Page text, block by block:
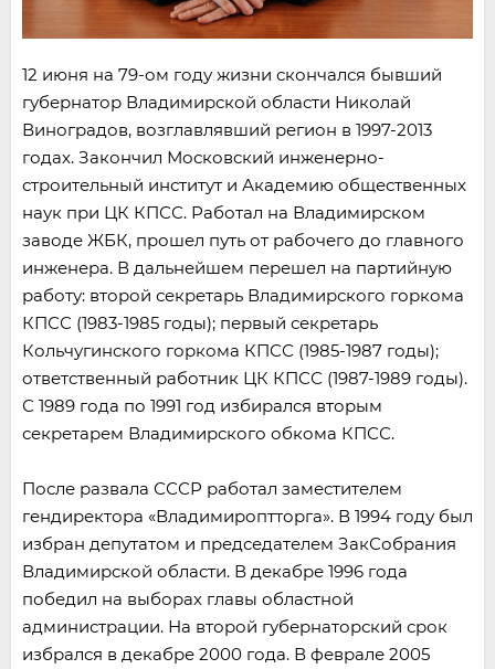
12 июня на 79-ом году жизни скончался бывший
губернатор Владимирской области Николай
Виноградов, возглавлявший регион в 1997-2013
годах. Закончил Московский инженерно-
строительный институт и Академию общественных
наук при ЦК КПСС. Работал на Владимирском
заводе ЖБК, прошел путь от рабочего до главного
инженера. В дальнейшем перешел на партийную
работу: второй секретарь Владимирского горкома
КПСС (1983-1985 годы); первый секретарь
Кольчугинского горкома КПСС (1985-1987 годы);
ответственный работник ЦК КПСС (1987-1989 годы).
С 1989 года по 1991 год избирался вторым
секретарем Владимирского обкома КПСС.
После развала СССР работал заместителем
гендиректора «Владимироптторга». В 1994 году был
избран депутатом и председателем ЗакСобрания
Владимирской области. В декабре 1996 года
победил на выборах главы областной
администрации. На второй губернаторский срок
избрался в декабре 2000 года. В феврале 2005